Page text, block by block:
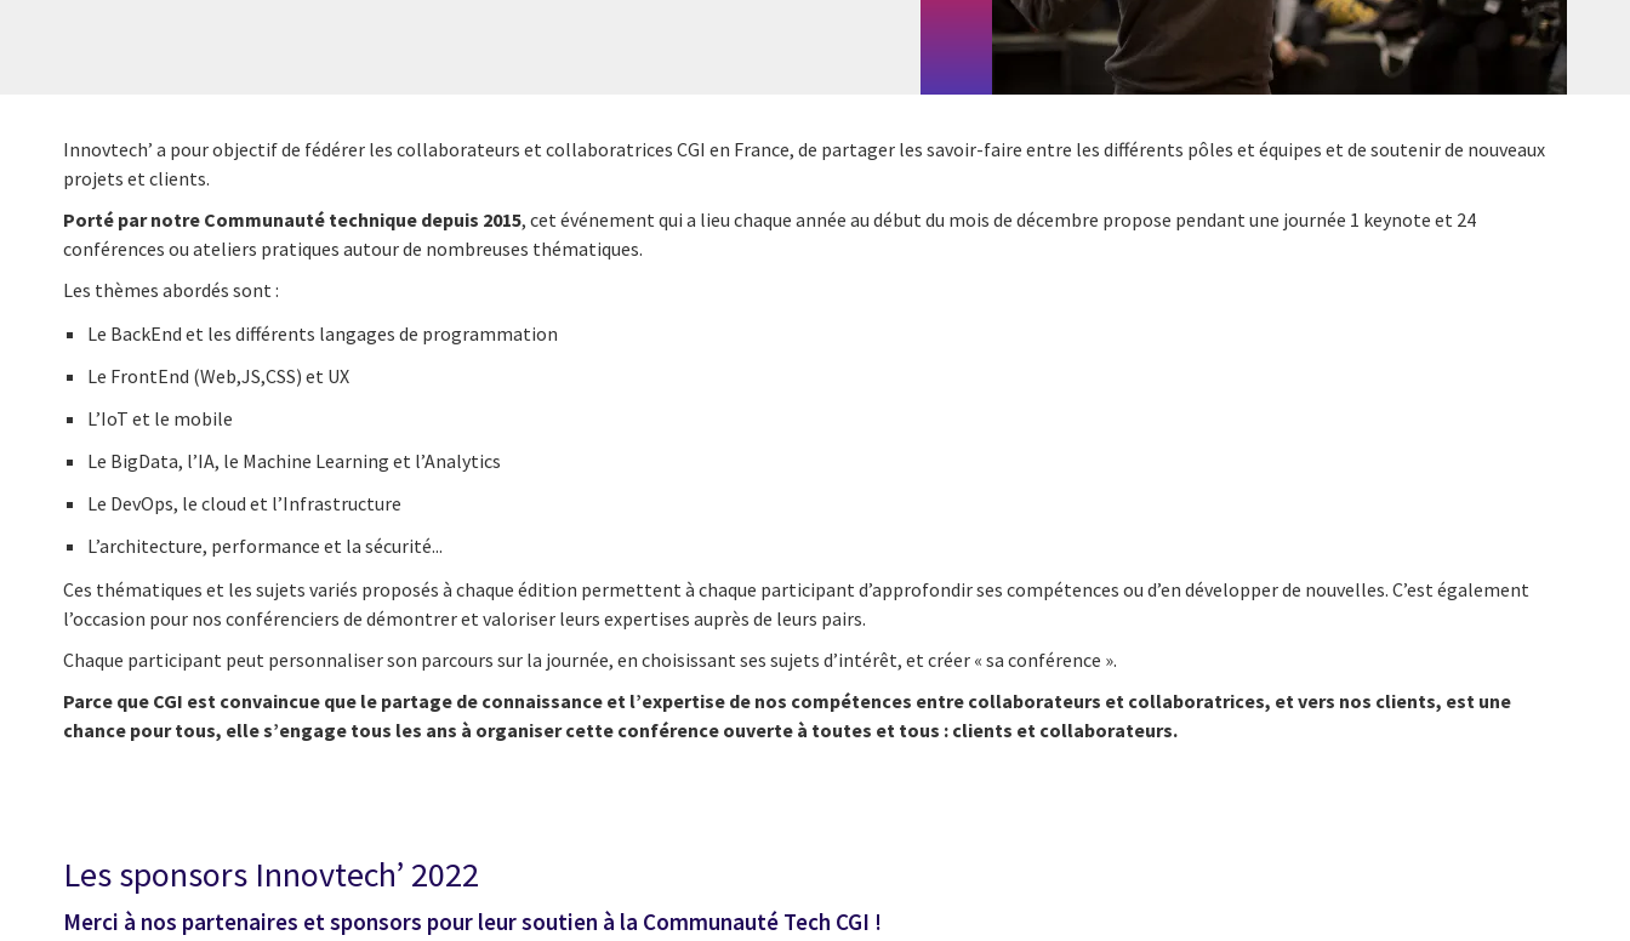
Innovtech’ a pour objectif de fédérer les collaborateurs et collaboratrices CGI en France, de partager les savoir-faire entre les différents pôles et équipes et de soutenir de nouveaux
projets et clients.
Porté par notre Communauté technique depuis 2015, cet événement qui a lieu chaque année au début du mois de décembre propose pendant une journée 1 keynote et 24
conférences ou ateliers pratiques autour de nombreuses thématiques.
Les thèmes abordés sont :
Le BackEnd et les différents langages de programmation
Le FrontEnd (Web,JS,CSS) et UX
L’IoT et le mobile
Le BigData, l’IA, le Machine Learning et l’Analytics
Le DevOps, le cloud et l’Infrastructure
L’architecture, performance et la sécurité...
Ces thématiques et les sujets variés proposés à chaque édition permettent à chaque participant d’approfondir ses compétences ou d’en développer de nouvelles. C’est également
l’occasion pour nos conférenciers de démontrer et valoriser leurs expertises auprès de leurs pairs.
Chaque participant peut personnaliser son parcours sur la journée, en choisissant ses sujets d’intérêt, et créer « sa conférence ».
Parce que CGI est convaincue que le partage de connaissance et l’expertise de nos compétences entre collaborateurs et collaboratrices, et vers nos clients, est une
chance pour tous, elle s’engage tous les ans à organiser cette conférence ouverte à toutes et tous : clients et collaborateurs.
Les sponsors Innovtech’ 2022
Merci à nos partenaires et sponsors pour leur soutien à la Communauté Tech CGI !